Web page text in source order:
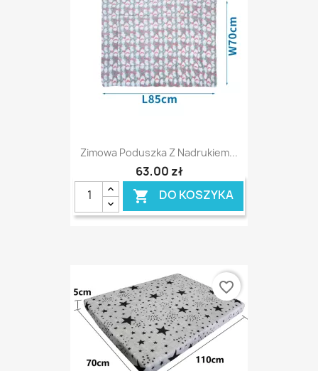
Zimowa Poduszka Z Nadrukiem...
63,00 zł
 DO KOSZYKA
favorite_border